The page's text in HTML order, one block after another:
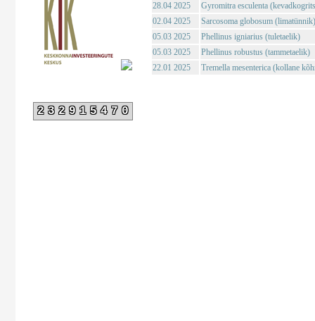
232915470
28.04 2025
Gyromitra esculenta
02.04 2025
Sarcosoma globosum (limatünnik)
05.03 2025
Phellinus igniarius (tuletaelik)
05.03 2025
Phellinus robustus (tammetaelik)
22.01 2025
Tremella mesenterica (kollane